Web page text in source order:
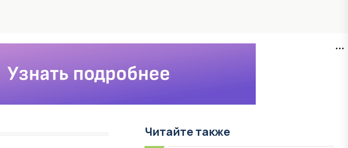
Читайте также